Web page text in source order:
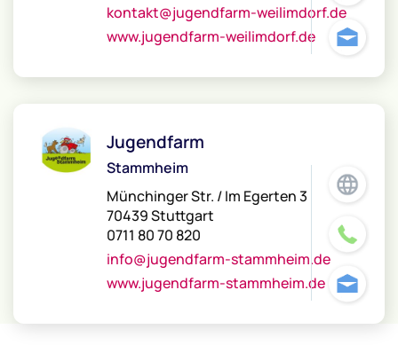
kontakt@jugendfarm-weilimdorf.de
www.jugendfarm-weilimdorf.de
Jugendfarm
Stammheim
Münchinger Str. / Im Egerten 3
70439 Stuttgart
0711 80 70 820
info@jugendfarm-stammheim.de
www.jugendfarm-stammheim.de